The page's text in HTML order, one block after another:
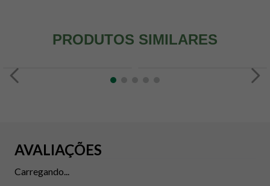
PRODUTOS SIMILARES
AVALIAÇÕES
Carregando...